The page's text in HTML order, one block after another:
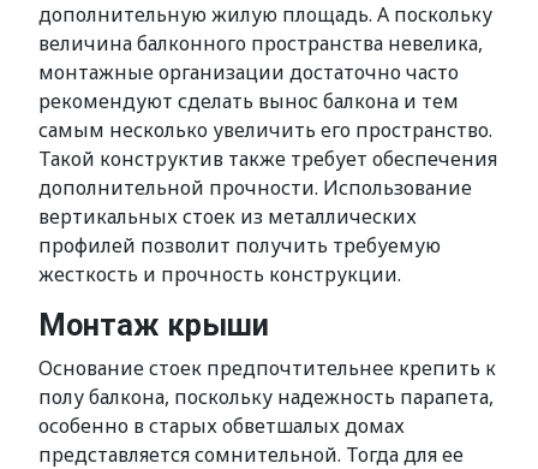
дополнительную жилую площадь. А поскольку
величина балконного пространства невелика,
монтажные организации достаточно часто
рекомендуют сделать вынос балкона и тем
самым несколько увеличить его пространство.
Такой конструктив также требует обеспечения
дополнительной прочности. Использование
вертикальных стоек из металлических
профилей позволит получить требуемую
жесткость и прочность конструкции.
Монтаж крыши
Основание стоек предпочтительнее крепить к
полу балкона, поскольку надежность парапета,
особенно в старых обветшалых домах
представляется сомнительной. Тогда для ее